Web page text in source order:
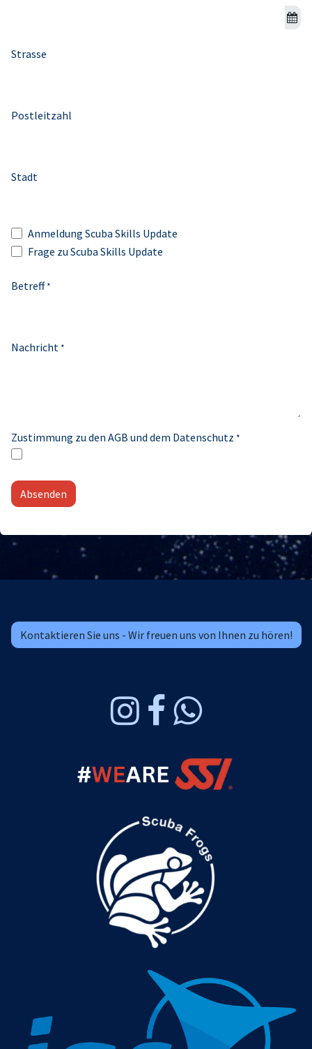
Strasse
Postleitzahl
Stadt
Anmeldung Scuba Skills Update
Frage zu Scuba Skills Update
Betreff*
Nachricht *
Zustimmung zu den AGB und dem Datenschutz *
Absenden
Kontaktieren Sie uns - Wir freuen uns von Ihnen zu hören!